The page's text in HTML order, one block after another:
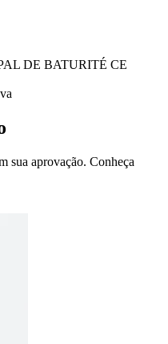
DE BATURITÉ CE
sua aprovação. Conheça